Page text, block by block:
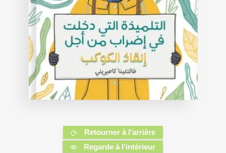
Retourner à l'arrière
Regarde à l'intérieur